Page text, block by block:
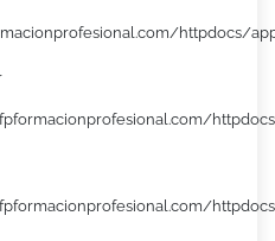
httpdocs/